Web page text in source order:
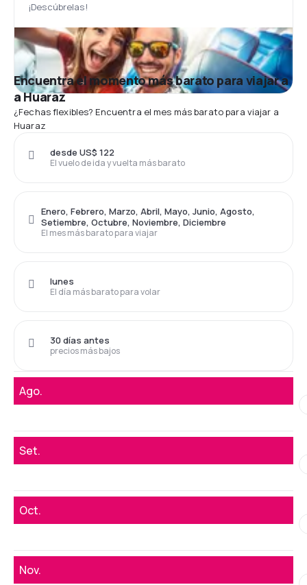
¡Descúbrelas!
Encuentra el momento más barato para viajar a
a Huaraz
¿Fechas flexibles? Encuentra el mes más barato para viajar a
Huaraz
El vuelo de ida y vuelta más barato
desde US$ 122
El mes más barato para viajar
Enero, Febrero, Marzo, Abril, Mayo, Junio, Agosto,
Setiembre, Octubre, Noviembre, Diciembre
El día más barato para volar
lunes
precios más bajos
30 días antes
Ago.
Set.
Oct.
Nov.